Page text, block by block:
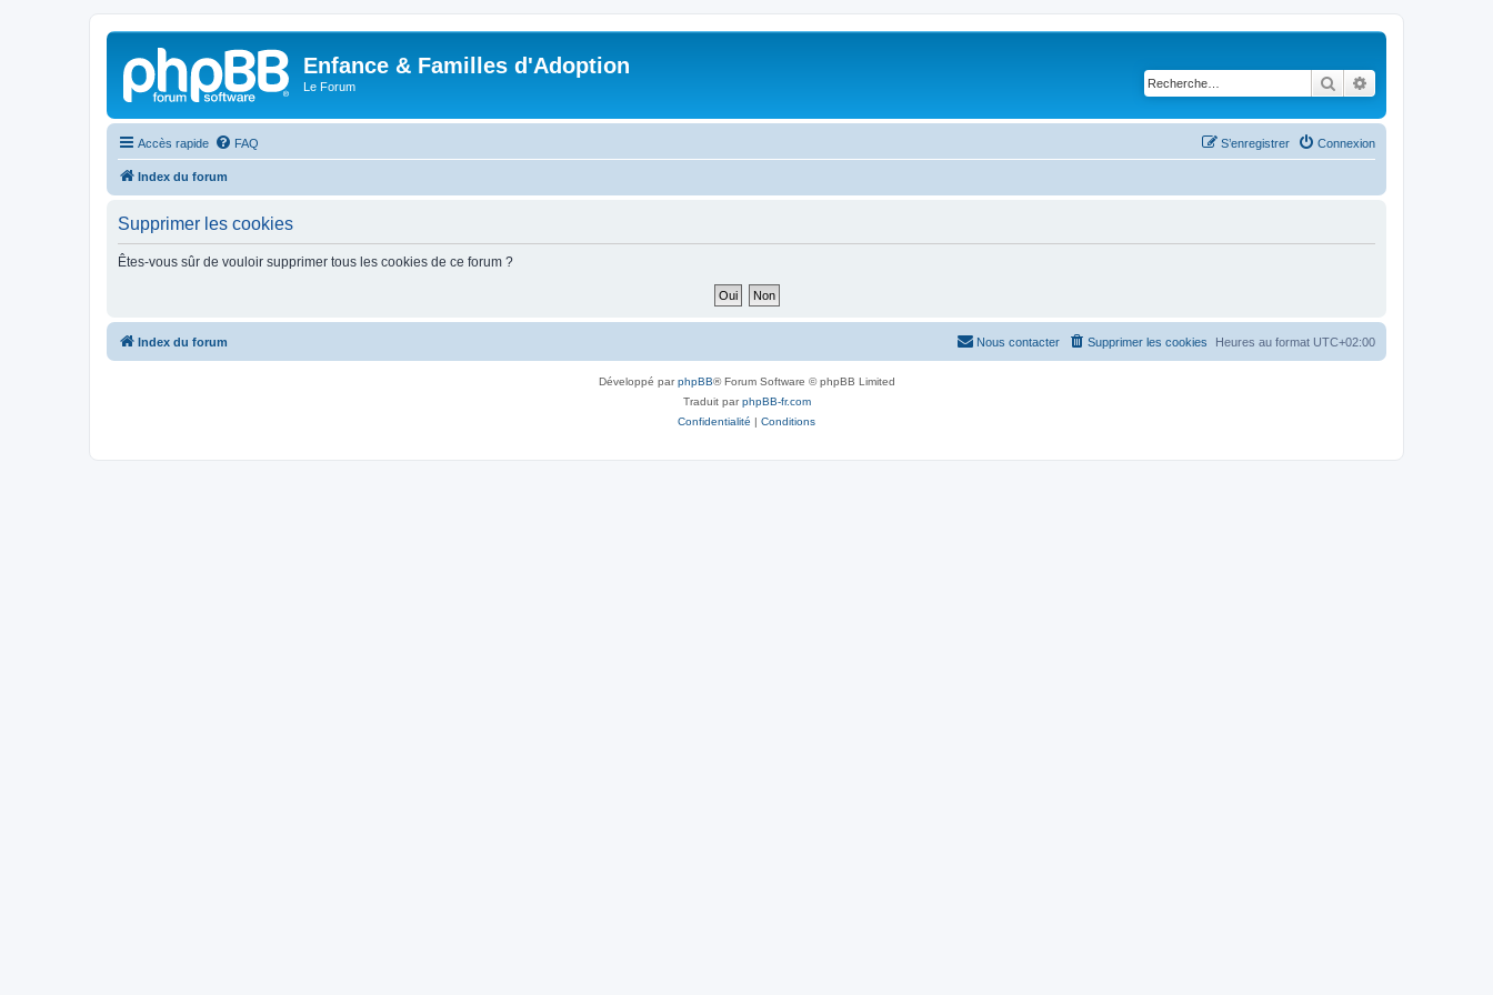
Enfance & Familles d'Adoption
Le Forum Rechercher
Accès rapide FAQ Connexion
S’enregistrer
Index du forum
Supprimer les cookies
Êtes-vous sûr de vouloir supprimer tous les cookies de ce forum ?
Index du forum Heures au format UTC+02:00
Supprimer les cookies
Nous contacter
Développé parphpBB® Forum Software © phpBB Limited
Traduit parphpBB-fr.com
Confidentialité | Conditions